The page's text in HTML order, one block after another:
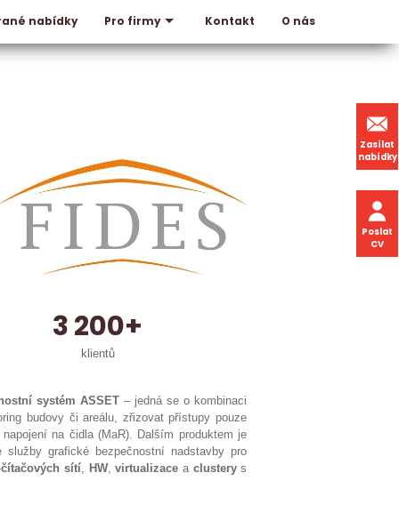
nabídky Pro firmy Kontakt O nás
Zasílat
nabídky
Poslat
CV
3 200+
klientů
systém ASSET– jedná se o kombinaci
budovy či areálu, zřizovat přístupy pouze
na čidla (MaR). Dalším produktem je
služby grafické bezpečnostní nadstavby pro
sítí
HW,virtualizace a clusterys